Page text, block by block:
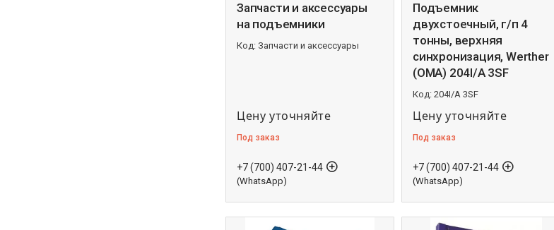
Запчасти и аксессуары
на подъемники
Запчасти и аксессуары
Цену уточняйте
Под заказ
+7 (700) 407-21-44
(WhatsApp)
Подъемник
двухстоечный, г/п 4
тонны, верхняя
синхронизация, Werther
(OMA) 204I/A 3SF
204I/A 3SF
Цену уточняйте
Под заказ
+7 (700) 407-21-44
(WhatsApp)